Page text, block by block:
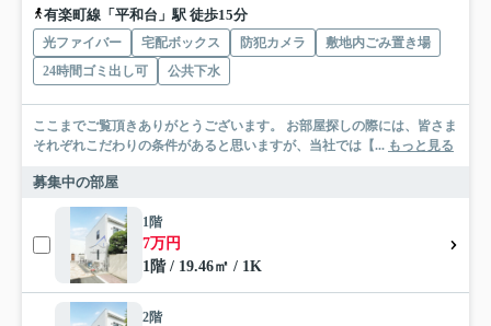
有楽町線「平和台」駅 徒歩15分
光ファイバー 宅配ボックス 防犯カメラ
敷地内ごみ置き場
24時間ゴミ出し可
公共下水
ここまでご覧頂きありがとうございます。 お部屋探しの際には、皆さま
それぞれこだわりの条件があると思いますが、当社では【... もっと見る
募集中の部屋
1階
7万円
1階 / 19.46㎡ / 1K
2階